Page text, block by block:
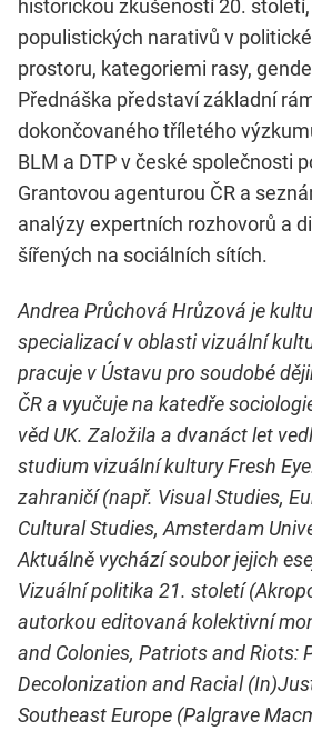
historickou zkušeností 20.
populistických narativů v
prostoru, kategoriemi rasy,
Přednáška představí základní
dokončovaného tříletého
BLM a DTP v české společnosti
Grantovou agenturou ČR a
analýzy expertních rozhovorů a
šířených na sociálních sítích.
Andrea Průchová Hrůzová je
specializací v oblasti vizuální
pracuje v Ústavu pro soudobé
ČR a vyučuje na katedře
věd UK. Založila a dvanáct let
studium vizuální kultury Fresh
zahraničí (např. Visual Studies,
Cultural Studies, Amsterdam
Aktuálně vychází soubor jejich
Vizuální politika 21. století
autorkou editovaná kolektivní
and Colonies, Patriots and Riots:
Decolonization and Racial
Southeast Europe (Palgrave